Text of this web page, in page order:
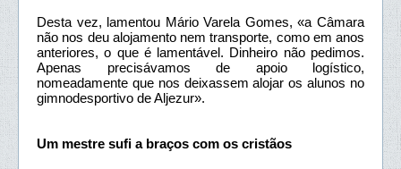
Desta vez, lamentou Mário Varela Gomes, «a Câmara
não nos deu alojamento nem transporte, como em anos
anteriores, o que é lamentável. Dinheiro não pedimos.
Apenas precisávamos de apoio logístico,
nomeadamente que nos deixassem alojar os alunos no
gimnodesportivo de Aljezur».
Um mestre sufi a braços com os cristãos